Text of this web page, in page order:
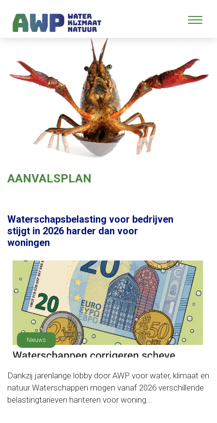
AANVALSPLAN
Waterschapsbelasting voor bedrijven
stijgt in 2026 harder dan voor
woningen
Nieuws
Dankzij jarenlange lobby door AWP voor water, klimaat en
natuur Waterschappen mogen vanaf 2026 verschillende
belastingtarieven hanteren voor woning...